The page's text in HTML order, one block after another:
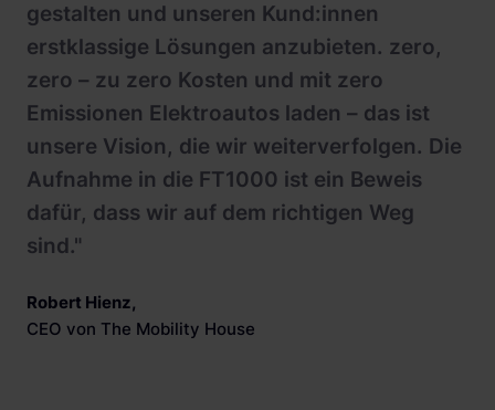
gestalten und unseren Kund:innen
erstklassige Lösungen anzubieten. zero,
zero – zu zero Kosten und mit zero
Emissionen Elektroautos laden – das ist
unsere Vision, die wir weiterverfolgen. Die
Aufnahme in die FT1000 ist ein Beweis
dafür, dass wir auf dem richtigen Weg
sind."
Robert Hienz,
CEO von The Mobility House